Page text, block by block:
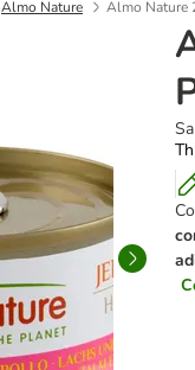
Almo Nature Almo Nature